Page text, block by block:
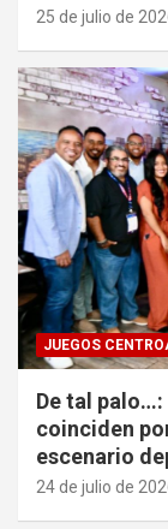
25 de julio de
JUEGOS
De tal palo…:
coinciden
escenario
24 de julio de